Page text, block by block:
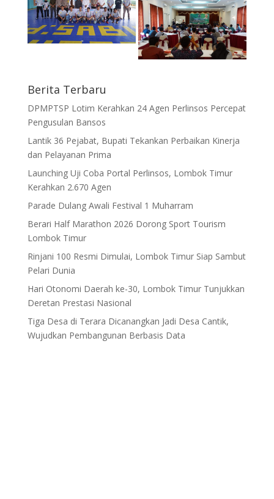
Berita Terbaru
DPMPTSP Lotim Kerahkan 24 Agen Perlinsos Percepat
Pengusulan Bansos
Lantik 36 Pejabat, Bupati Tekankan Perbaikan Kinerja
dan Pelayanan Prima
Launching Uji Coba Portal Perlinsos, Lombok Timur
Kerahkan 2.670 Agen
Parade Dulang Awali Festival 1 Muharram
Berari Half Marathon 2026 Dorong Sport Tourism
Lombok Timur
Rinjani 100 Resmi Dimulai, Lombok Timur Siap Sambut
Pelari Dunia
Hari Otonomi Daerah ke-30, Lombok Timur Tunjukkan
Deretan Prestasi Nasional
Tiga Desa di Terara Dicanangkan Jadi Desa Cantik,
Wujudkan Pembangunan Berbasis Data